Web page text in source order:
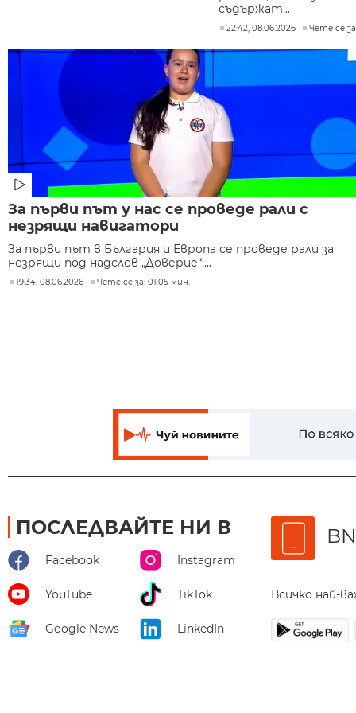
съдържат...
22:42, 08.06.2026 Чете се
За първи път у нас се проведе рали с
незрящи навигатори
За първи път в България и Европа се проведе рали за
незрящи под надслов „Доверие“....
19:34, 08.06.2026 Чете се за: 01:05 мин.
ПОСЛЕДВАЙТЕ НИ В
Facebook Instagram
YouTube TikTok
Google News LinkedIn
Всичко най-